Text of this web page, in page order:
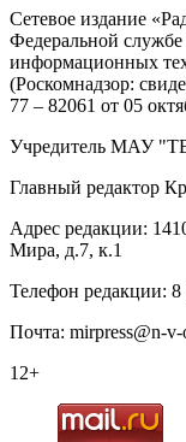
Сетевое издание
Федеральной службе
информационных
(Роскомнадзор:
77 – 82061 от 05
Учредитель МАУ
Главный редактор
Адрес редакции:
Мира, д.7, к.1
Телефон редакции:
Почта: mirpress@n-v-
12+